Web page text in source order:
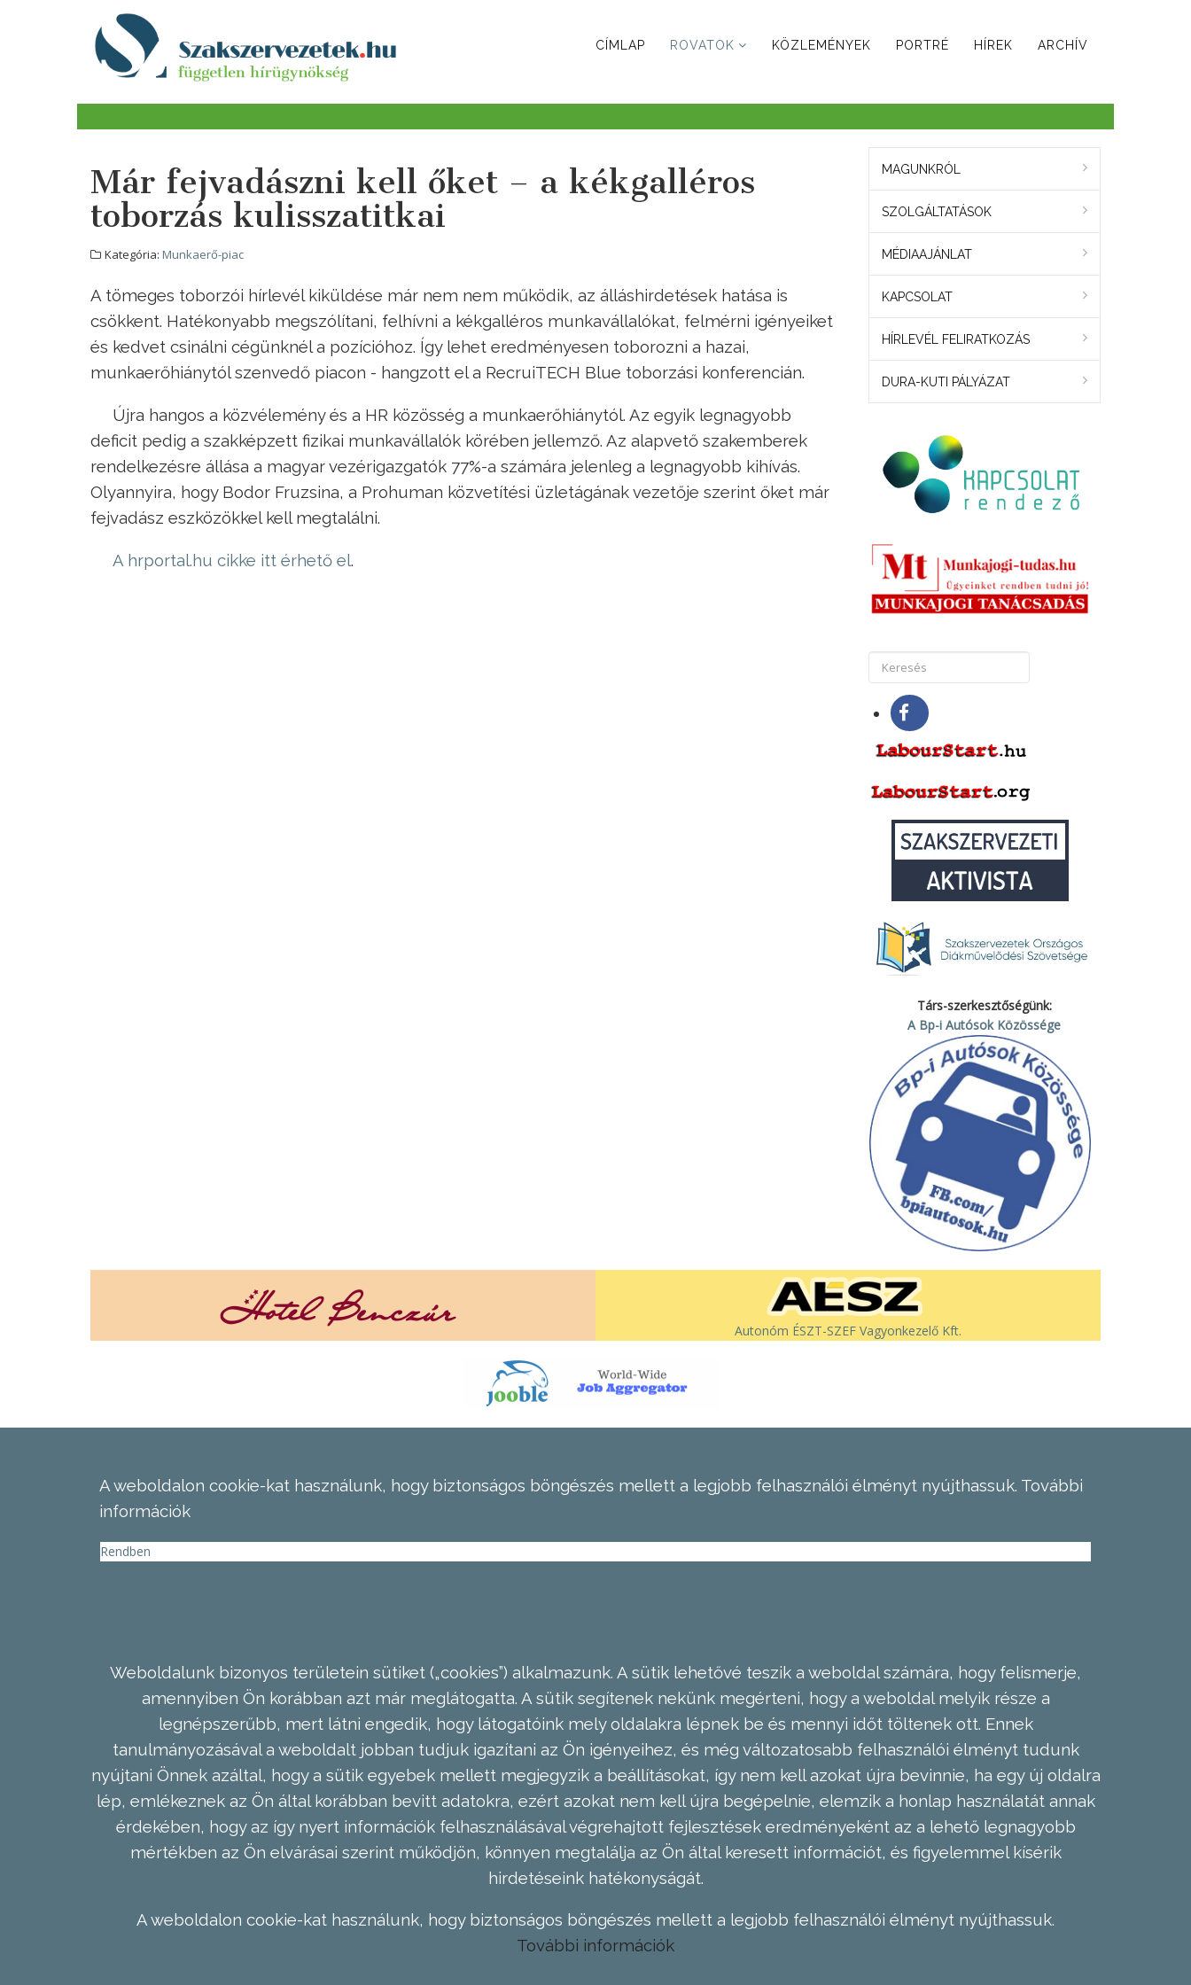
CÍMLAP ROVATOK KÖZLEMÉNYEK PORTRÉ HÍREK ARCHÍV
Már fejvadászni kell őket – a kékgalléros
toborzás kulisszatitkai
Kategória: Munkaerő-piac
A tömeges toborzói hírlevél kiküldése már nem nem működik, az álláshirdetések hatása is
csökkent. Hatékonyabb megszólítani, felhívni a kékgalléros munkavállalókat, felmérni igényeiket
és kedvet csinálni cégünknél a pozícióhoz. Így lehet eredményesen toborozni a hazai,
munkaerőhiánytól szenvedő piacon - hangzott el a RecruiTECH Blue toborzási konferencián.
Újra hangos a közvélemény és a HR közösség a munkaerőhiánytól. Az egyik legnagyobb
deficit pedig a szakképzett fizikai munkavállalók körében jellemző. Az alapvető szakemberek
rendelkezésre állása a magyar vezérigazgatók 77%-a számára jelenleg a legnagyobb kihívás.
Olyannyira, hogy Bodor Fruzsina, a Prohuman közvetítési üzletágának vezetője szerint őket már
fejvadász eszközökkel kell megtalálni.
A hrportal.hu cikke itt érhető el.
MAGUNKRÓL
SZOLGÁLTATÁSOK
MÉDIAAJÁNLAT
KAPCSOLAT
HÍRLEVÉL FELIRATKOZÁS
DURA-KUTI PÁLYÁZAT
Társ-szerkesztőségünk:
A Bp-i Autósok Közössége
Autonóm ÉSZT-SZEF Vagyonkezelő Kft.
A weboldalon cookie-kat használunk, hogy biztonságos böngészés mellett a legjobb felhasználói élményt nyújthassuk. További
információk
Rendben
Weboldalunk bizonyos területein sütiket („cookies”) alkalmazunk. A sütik lehetővé teszik a weboldal számára, hogy felismerje,
amennyiben Ön korábban azt már meglátogatta. A sütik segítenek nekünk megérteni, hogy a weboldal melyik része a
legnépszerűbb, mert látni engedik, hogy látogatóink mely oldalakra lépnek be és mennyi időt töltenek ott. Ennek
tanulmányozásával a weboldalt jobban tudjuk igazítani az Ön igényeihez, és még változatosabb felhasználói élményt tudunk
nyújtani Önnek azáltal, hogy a sütik egyebek mellett megjegyzik a beállításokat, így nem kell azokat újra bevinnie, ha egy új oldalra
lép, emlékeznek az Ön által korábban bevitt adatokra, ezért azokat nem kell újra begépelnie, elemzik a honlap használatát annak
érdekében, hogy az így nyert információk felhasználásával végrehajtott fejlesztések eredményeként az a lehető legnagyobb
mértékben az Ön elvárásai szerint működjön, könnyen megtalálja az Ön által keresett információt, és figyelemmel kísérik
hirdetéseink hatékonyságát.
A weboldalon cookie-kat használunk, hogy biztonságos böngészés mellett a legjobb felhasználói élményt nyújthassuk.
További információk